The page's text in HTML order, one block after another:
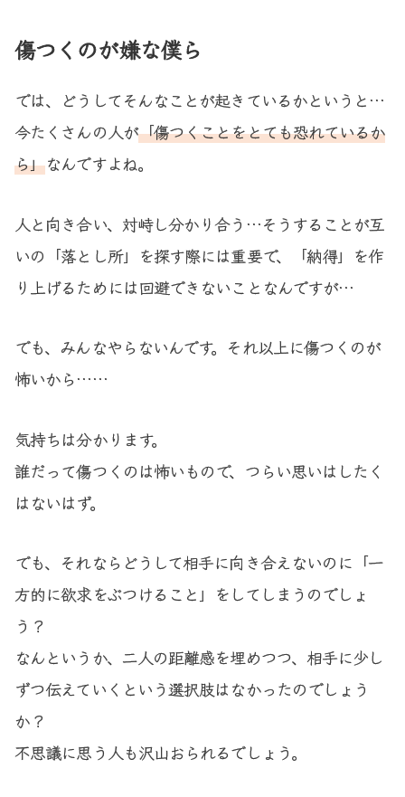
傷つくのが嫌な僕ら
では、どうしてそんなことが起きているかというと…
今たくさんの人が「傷つくことをとても恐れているか
ら」なんですよね。
人と向き合い、対峙し分かり合う…そうすることが互
いの「落とし所」を探す際には重要で、「納得」を作
り上げるためには回避できないことなんですが…
でも、みんなやらないんです。それ以上に傷つくのが
怖いから……
気持ちは分かります。
誰だって傷つくのは怖いもので、つらい思いはしたく
はないはず。
でも、それならどうして相手に向き合えないのに「一
方的に欲求をぶつけること」をしてしまうのでしょ
う？
なんというか、二人の距離感を埋めつつ、相手に少し
ずつ伝えていくという選択肢はなかったのでしょう
か？
不思議に思う人も沢山おられるでしょう。